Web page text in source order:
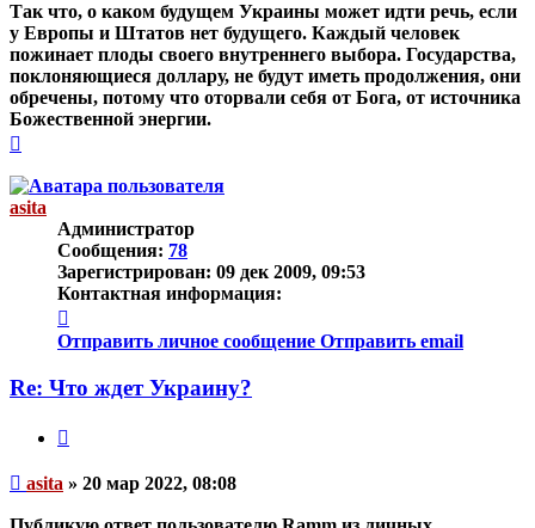
Так что, о каком будущем Украины может идти речь, если
у Европы и Штатов нет будущего. Каждый человек
пожинает плоды своего внутреннего выбора. Государства,
поклоняющиеся доллару, не будут иметь продолжения, они
обречены, потому что оторвали себя от Бога, от источника
Божественной энергии.
началу
asita
Администратор
Сообщения: 78
Зарегистрирован: 09 дек 2009, 09:53
Контактная информация:
информация
пользователя
Отправить личное сообщение Отправить email
Re: Что ждет Украину?
Непрочитанное
asita » 20 мар 2022, 08:08